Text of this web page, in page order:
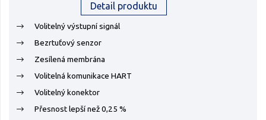
Detail produktu
Volitelný výstupní signál
Bezrtuťový senzor
Zesílená membrána
Volitelná komunikace HART
Volitelný konektor
Přesnost lepší než 0,25 %